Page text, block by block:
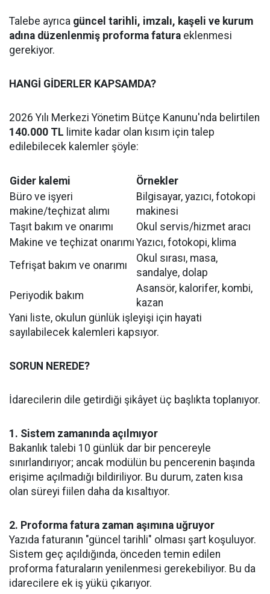
Talebe ayrıca güncel tarihli, imzalı, kaşeli ve kurum
adına düzenlenmiş proforma fatura eklenmesi
gerekiyor.
HANGİ GİDERLER KAPSAMDA?
2026 Yılı Merkezi Yönetim Bütçe Kanunu'nda belirtilen
140.000 TL limite kadar olan kısım için talep
edilebilecek kalemler şöyle:
Gider kalemi
Örnekler
Büro ve işyeri
makine/teçhizat alımı
Bilgisayar, yazıcı, fotokopi
makinesi
Taşıt bakım ve onarımı
Okul servis/hizmet aracı
Makine ve teçhizat onarımı Yazıcı, fotokopi, klima
Tefrişat bakım ve onarımı
Okul sırası, masa,
sandalye, dolap
Periyodik bakım
Asansör, kalorifer, kombi,
kazan
Yani liste, okulun günlük işleyişi için hayati
sayılabilecek kalemleri kapsıyor.
SORUN NEREDE?
İdarecilerin dile getirdiği şikâyet üç başlıkta toplanıyor.
1. Sistem zamanında açılmıyor
Bakanlık talebi 10 günlük dar bir pencereyle
sınırlandırıyor; ancak modülün bu pencerenin başında
erişime açılmadığı bildiriliyor. Bu durum, zaten kısa
olan süreyi fiilen daha da kısaltıyor.
2. Proforma fatura zaman aşımına uğruyor
Yazıda faturanın "güncel tarihli" olması şart koşuluyor.
Sistem geç açıldığında, önceden temin edilen
proforma faturaların yenilenmesi gerekebiliyor. Bu da
idarecilere ek iş yükü çıkarıyor.